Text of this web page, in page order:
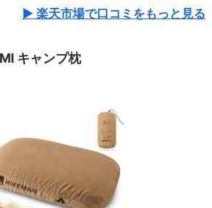
楽天市場で口コミをもっと見る
キャンプ枕